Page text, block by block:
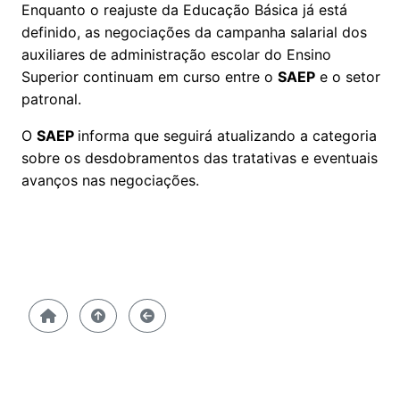
Enquanto o reajuste da Educação Básica já está
definido, as negociações da campanha salarial dos
auxiliares de administração escolar do Ensino
Superior continuam em curso entre o SAEP e o setor
patronal.
O SAEP informa que seguirá atualizando a categoria
sobre os desdobramentos das tratativas e eventuais
avanços nas negociações.